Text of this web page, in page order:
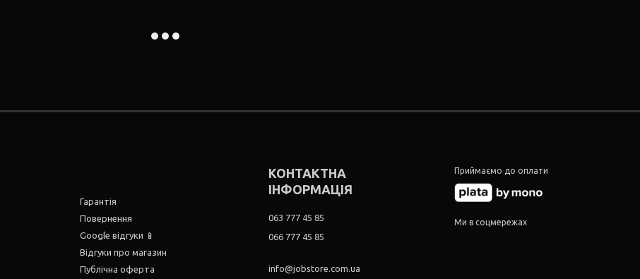
Гарантія
Повернення
Google відгуки 📱
Відгуки про магазин
Публічна оферта
КОНТАКТНА
ІНФОРМАЦІЯ
063 777 45 85
066 777 45 85
info@jobstore.com.ua
Приймаємо до оплати
Ми в соцмережах